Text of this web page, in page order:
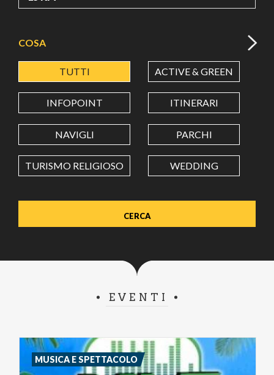
LATITUDINE
LONGITUDINE
Value in decimal degrees. Use dot (.) as decimal separator.
COSA
TUTTI ACTIVE & GREEN
INFOPOINT ITINERARI
NAVIGLI PARCHI
TURISMO RELIGIOSO WEDDING
EVENTI
MUSICA E SPETTACOLO